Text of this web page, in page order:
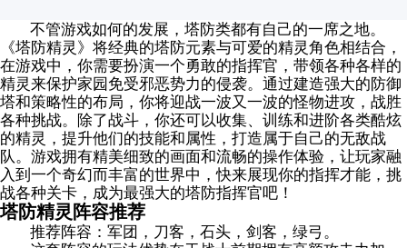
不管游戏如何的发展，塔防类都有自己的一席之地。
《塔防精灵》将经典的塔防元素与可爱的精灵角色相结合，
在游戏中，你需要扮演一个勇敢的指挥官，带领各种各样的
精灵来保护家园免受邪恶势力的侵袭。通过建造强大的防御
塔和策略性的布局，你将迎战一波又一波的怪物进攻，战胜
各种挑战。除了战斗，你还可以收集、训练和进阶各类酷炫
的精灵，提升他们的技能和属性，打造属于自己的无敌战
队。游戏拥有精美细致的画面和流畅的操作体验，让玩家融
入到一个奇幻而丰富的世界中，快来展现你的指挥才能，挑
战各种关卡，成为最强大的塔防指挥官吧！
塔防精灵阵容推荐
推荐阵容：军团，刀客，石头，剑客，绿弓。